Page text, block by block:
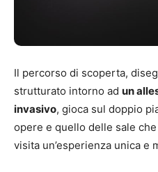
Il percorso di scoperta,
strutturato intorno ad un
invasivo, gioca sul doppio
opere e quello delle sale
visita un’esperienza unica e